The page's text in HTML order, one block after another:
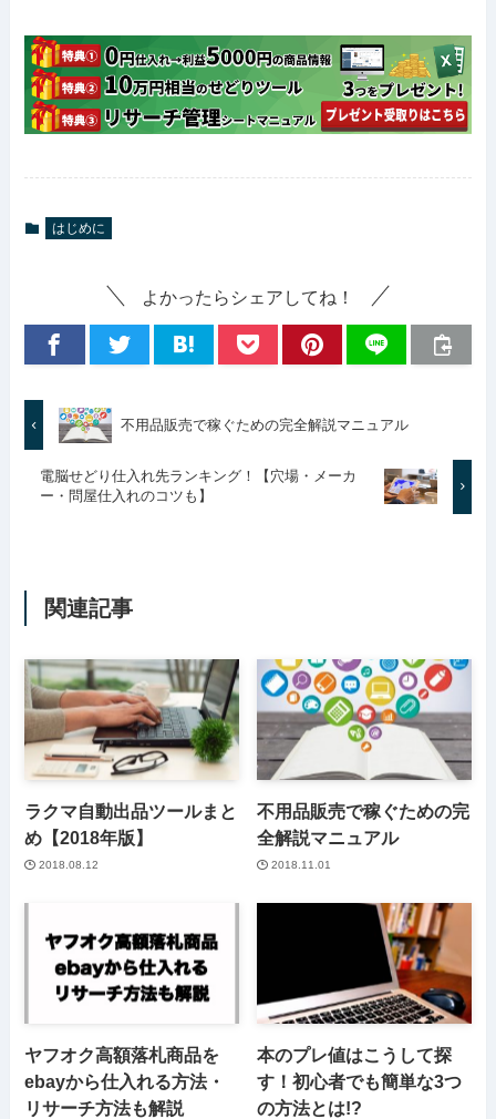
はじめに
よかったらシェアしてね！
不用品販売で稼ぐための完全解説マニュアル
電脳せどり仕入れ先ランキング！【穴場・メーカ
ー・問屋仕入れのコツも】
関連記事
ラクマ自動出品ツールまと
め【2018年版】
2018.08.12
不用品販売で稼ぐための完
全解説マニュアル
2018.11.01
ヤフオク高額落札商品を
ebayから仕入れる方法・
リサーチ方法も解説
本のプレ値はこうして探
す！初心者でも簡単な3つ
の方法とは!?